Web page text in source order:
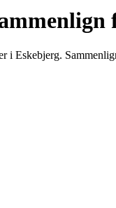
i Eskebjerg.